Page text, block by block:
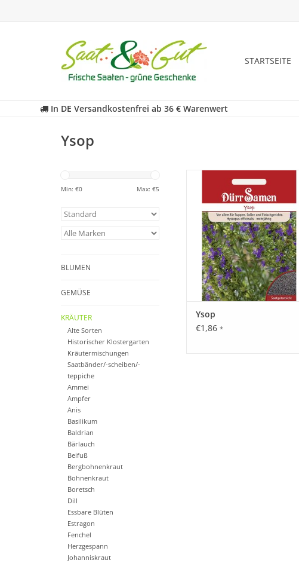
STARTSEITE
In DE Versandkostenfrei ab 36 € Warenwert
Ysop
Min: €0 Max: €5
BLUMEN
GEMÜSE
KRÄUTER
Alte Sorten
Historischer Klostergarten
Kräutermischungen
Saatbänder/-scheiben/-
teppiche
Ammei
Ampfer
Anis
Basilikum
Baldrian
Bärlauch
Beifuß
Bergbohnenkraut
Bohnenkraut
Boretsch
Dill
Essbare Blüten
Estragon
Fenchel
Herzgespann
Johanniskraut
vielen Gerichten. Ebenfalls
dekorativ als Zierstaude und
anziehend für Bienen und
Schmetterlinge.
ZUM WARENKORB HINZUFÜGEN
Ysop
€1,86 *